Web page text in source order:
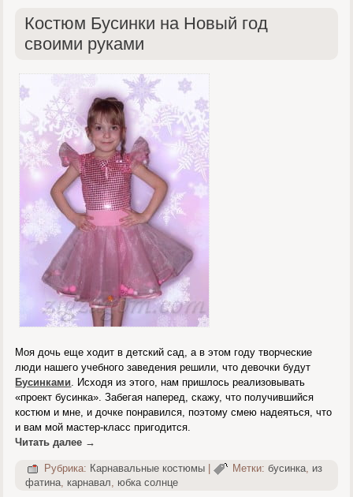
Костюм Бусинки на Новый год
своими руками
Моя дочь еще ходит в детский сад, а в этом году творческие
люди нашего учебного заведения решили, что девочки будут
Бусинками . Исходя из этого, нам пришлось реализовывать
«проект бусинка». Забегая наперед, скажу, что получившийся
костюм и мне, и дочке понравился, поэтому смею надеяться, что
и вам мой мастер-класс пригодится.
Читать далее →
Рубрика: Карнавальные костюмы | Метки: бусинка, из
фатина карнавал юбка солнце